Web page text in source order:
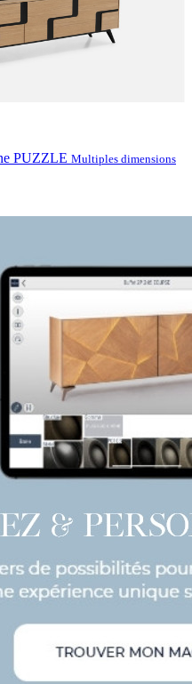
PUZZLE Multiples dimensions